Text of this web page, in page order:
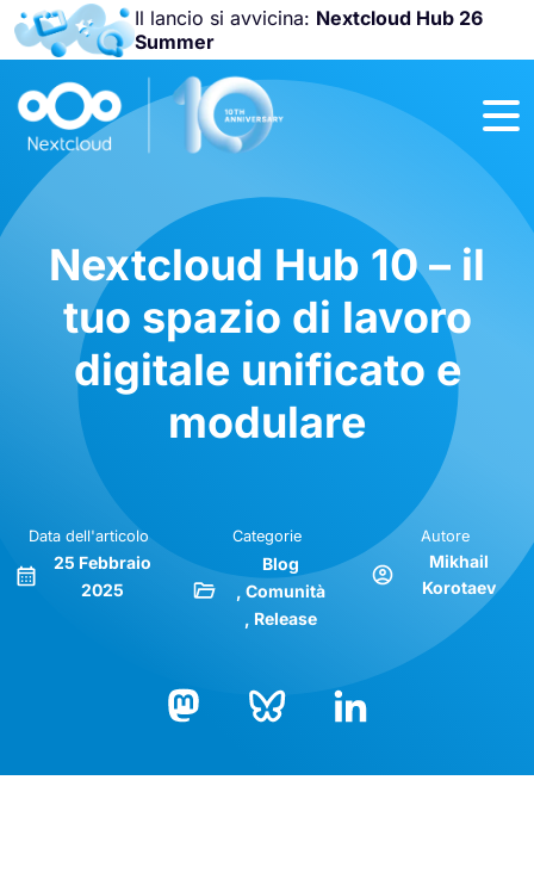
Il lancio si avvicina: Nextcloud Hub 26
Summer
Unisciti a noi
Nextcloud
Community
Nextcloud Hub 10 – il
tuo spazio di lavoro
digitale unificato e
modulare
Data dell'articolo
25 Febbraio
2025
Categorie
Blog
Comunità
Release
Autore
Mikhail
Korotaev